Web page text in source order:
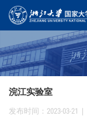
浣江实验室
发布时间：2023-03-21